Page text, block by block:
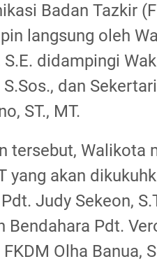
Badan Tazkir
langsung oleh
S.E. didampingi
dan
ST., MT.
tersebut, Walikota
yang akan
Judy Sekeon,
Bendahara Pdt.
Olha Banua,